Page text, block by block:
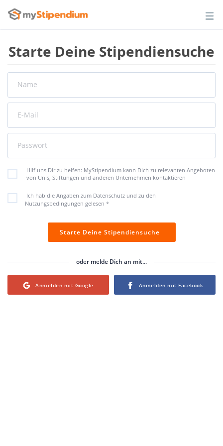
Starte Deine Stipendiensuche
Name
E-Mail
Passwort
Hilf uns Dir zu helfen: MyStipendium kann Dich zu relevanten Angeboten
von Unis, Stiftungen und anderen Unternehmen kontaktieren
Ich hab die Angaben zum Datenschutz und zu den
Nutzungsbedingungen gelesen *
Starte Deine Stipendiensuche
oder melde Dich an mit...
Login with Google Login with Facebook